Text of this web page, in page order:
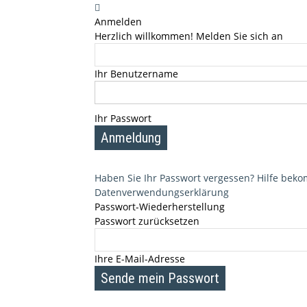
Anmelden
Herzlich willkommen! Melden Sie sich an
Ihr Benutzername
Ihr Passwort
Haben Sie Ihr Passwort vergessen? Hilfe
Datenverwendungserklärung
Passwort-Wiederherstellung
Passwort zurücksetzen
Ihre E-Mail-Adresse